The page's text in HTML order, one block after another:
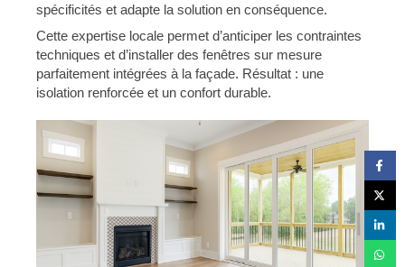
spécificités et adapte la solution en conséquence.
Cette expertise locale permet d’anticiper les contraintes
techniques et d’installer des fenêtres sur mesure
parfaitement intégrées à la façade. Résultat : une
isolation renforcée et un confort durable.